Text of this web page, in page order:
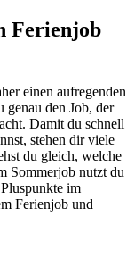
Ferienjob
einen aufregenden
den Job, der
Damit du schnell
stehen dir viele
du gleich, welche
Sommerjob nutzt du
im
Ferienjob und